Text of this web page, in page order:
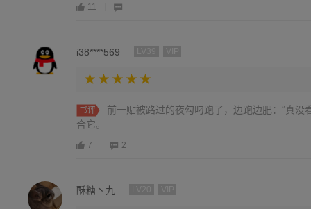
11
i38****569
书评
前一贴被路过的夜勾叼跑了，边跑边肥：“真没
合它。
7 2
酥糖丶九